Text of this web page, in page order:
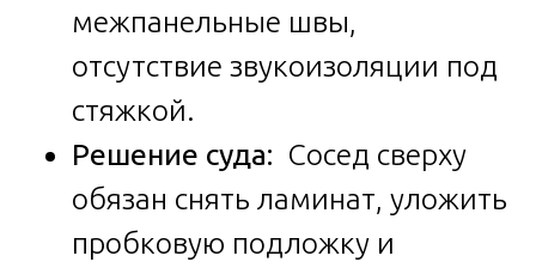
межпанельные швы,
отсутствие звукоизоляции под
стяжкой.
Решение суда: Сосед сверху
обязан снять ламинат, уложить
пробковую подложку и